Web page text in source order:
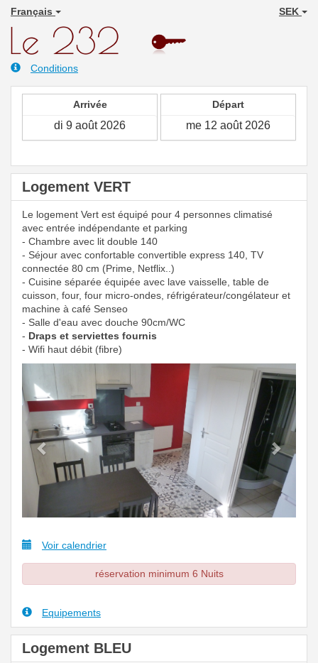
Français SEK
Conditions
Arrivée Départ
Logement VERT
Le logement Vert est équipé pour 4 personnes climatisé
avec entrée indépendante et parking
- Chambre avec lit double 140
- Séjour avec confortable convertible express 140, TV
connectée 80 cm (Prime, Netflix..)
- Cuisine séparée équipée avec lave vaisselle, table de
cuisson, four, four micro-ondes, réfrigérateur/congélateur et
machine à café Senseo
- Salle d'eau avec douche 90cm/WC
- Draps et serviettes fournis
- Wifi haut débit (fibre)
Previous Next
Voir calendrier
réservation minimum 6 Nuits
Equipements
Logement BLEU